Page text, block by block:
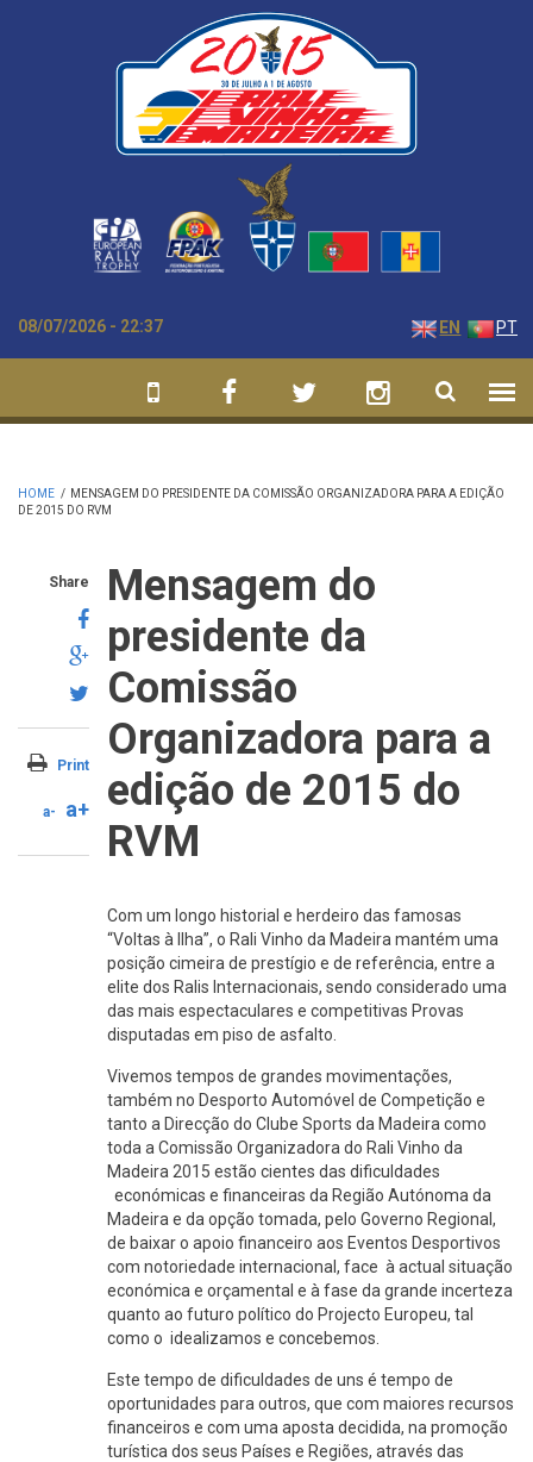
08/07/2026 - 22:37 EN PT
HOME / MENSAGEM DO PRESIDENTE DA COMISSÃO ORGANIZADORA PARA A EDIÇÃO
DE 2015 DO RVM
Share
Print
a- a+
Mensagem do
presidente da
Comissão
Organizadora para a
edição de 2015 do
RVM
Com um longo historial e herdeiro das famosas
“Voltas à Ilha”, o Rali Vinho da Madeira mantém uma
posição cimeira de prestígio e de referência, entre a
elite dos Ralis Internacionais, sendo considerado uma
das mais espectaculares e competitivas Provas
disputadas em piso de asfalto.
Vivemos tempos de grandes movimentações,
também no Desporto Automóvel de Competição e
tanto a Direcção do Clube Sports da Madeira como
toda a Comissão Organizadora do Rali Vinho da
Madeira 2015 estão cientes das dificuldades
económicas e financeiras da Região Autónoma da
Madeira e da opção tomada, pelo Governo Regional,
de baixar o apoio financeiro aos Eventos Desportivos
com notoriedade internacional, face à actual situação
económica e orçamental e à fase da grande incerteza
quanto ao futuro político do Projecto Europeu, tal
como o idealizamos e concebemos.
Este tempo de dificuldades de uns é tempo de
oportunidades para outros, que com maiores recursos
financeiros e com uma aposta decidida, na promoção
turística dos seus Países e Regiões, através das